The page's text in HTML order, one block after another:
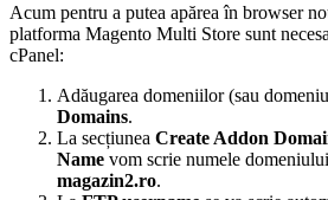
Acum pentru a putea apărea în browser
platforma Magento Multi Store sunt
cPanel:
Adăugarea domeniilor (sau
Domains.
La secțiunea Create Addon
Name vom scrie numele
magazin2.ro.